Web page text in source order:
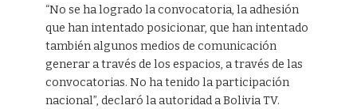
“No se ha logrado la convocatoria, la adhesión
que han intentado posicionar, que han intentado
también algunos medios de comunicación
generar a través de los espacios, a través de las
convocatorias. No ha tenido la participación
nacional”, declaró la autoridad a Bolivia TV.